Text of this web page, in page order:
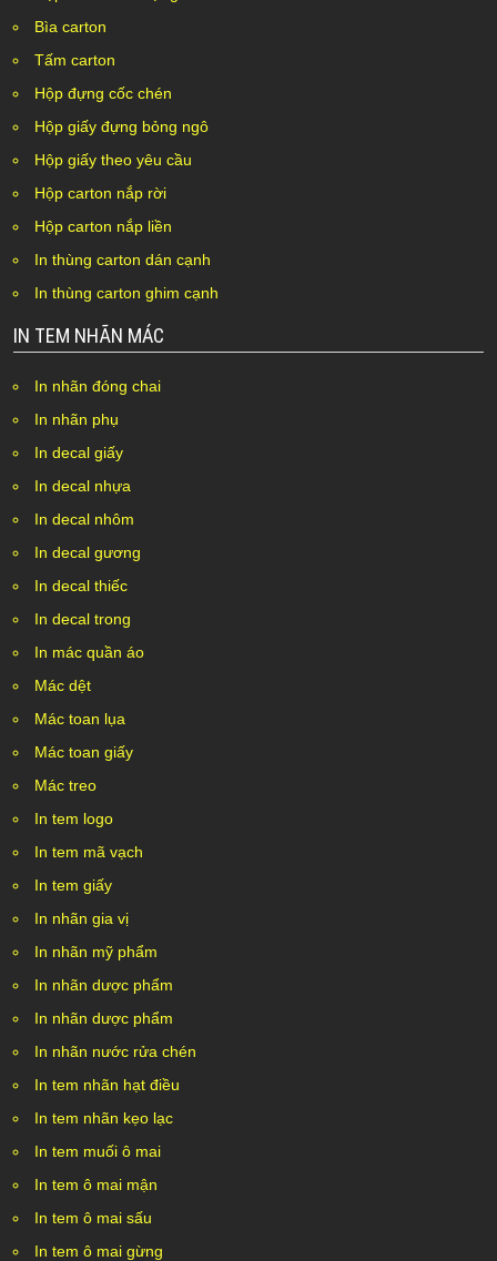
Bìa carton
Tấm carton
Hộp đựng cốc chén
Hộp giấy đựng bỏng ngô
Hộp giấy theo yêu cầu
Hộp carton nắp rời
Hộp carton nắp liền
In thùng carton dán cạnh
In thùng carton ghim cạnh
IN TEM NHÃN MÁC
In nhãn đóng chai
In nhãn phụ
In decal giấy
In decal nhựa
In decal nhôm
In decal gương
In decal thiếc
In decal trong
In mác quần áo
Mác dệt
Mác toan lụa
Mác toan giấy
Mác treo
In tem logo
In tem mã vạch
In tem giấy
In nhãn gia vị
In nhãn mỹ phẩm
In nhãn dược phẩm
In nhãn dược phẩm
In nhãn nước rửa chén
In tem nhãn hạt điều
In tem nhãn kẹo lạc
In tem muối ô mai
In tem ô mai mận
In tem ô mai sấu
In tem ô mai gừng